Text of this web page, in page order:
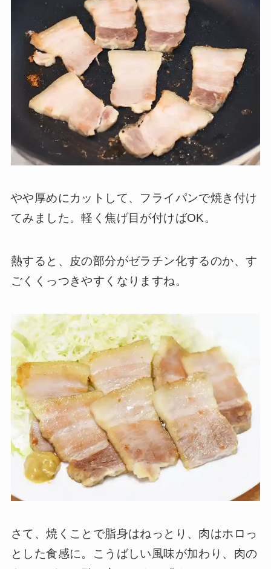
やや厚めにカットして、フライパンで焼き付け
てみました。軽く焦げ目が付けばOK。
熱すると、皮の部分がゼラチン化するのか、す
ごくくっつきやすくなりますね。
さて、焼くことで脂身はねっとり、肉はホロっ
とした食感に。こうばしい風味が加わり、肉の